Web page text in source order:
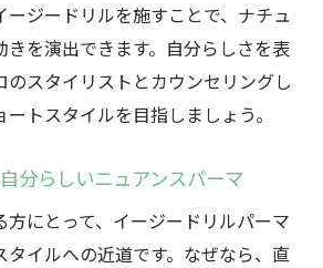
ージードリルを施すことで、ナチュ
きを演出できます。自分らしさを表
スタイリストとカウンセリングし
トスタイルを目指しましょう。
分らしいニュアンスパーマ
方にとって、イージードリルパーマ
タイルへの近道です。なぜなら、直